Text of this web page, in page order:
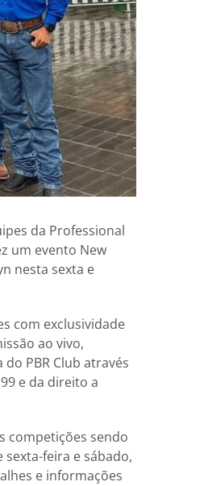
da Professional
um evento New
nesta sexta e
com exclusividade
ao vivo,
PBR Club através
e da direito a
competições sendo
feira e sábado,
e informações